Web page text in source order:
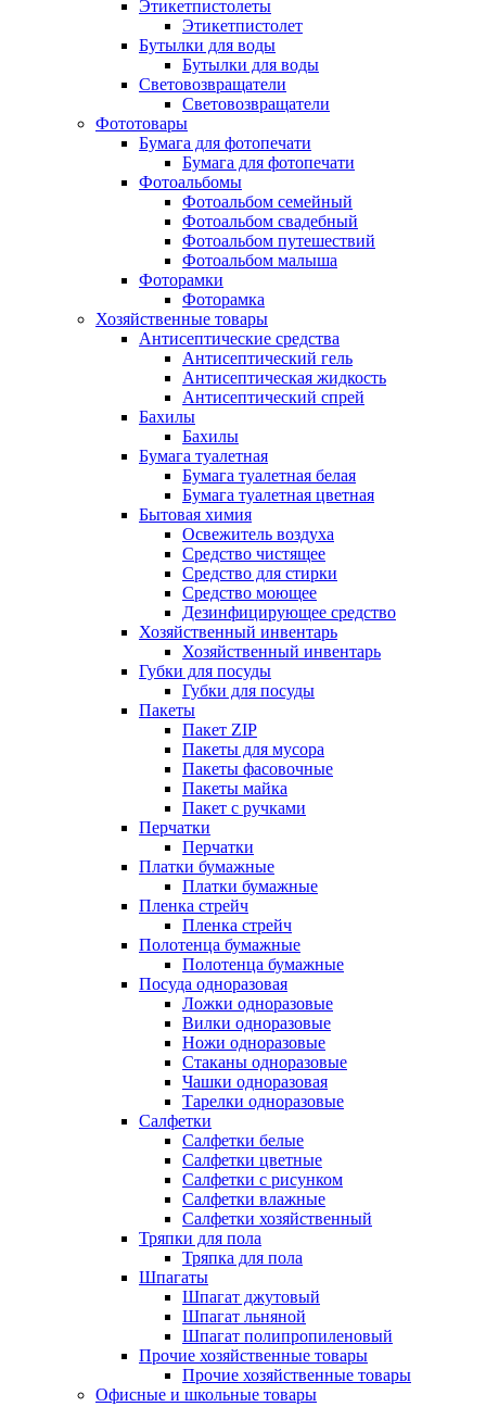
Этикетпистолеты
Этикетпистолет
Бутылки для воды
Бутылки для воды
Световозвращатели
Световозвращатели
Фототовары
Бумага для фотопечати
Бумага для фотопечати
Фотоальбомы
Фотоальбом семейный
Фотоальбом свадебный
Фотоальбом путешествий
Фотоальбом малыша
Фоторамки
Фоторамка
Хозяйственные товары
Антисептические средства
Антисептический гель
Антисептическая жидкость
Антисептический спрей
Бахилы
Бахилы
Бумага туалетная
Бумага туалетная белая
Бумага туалетная цветная
Бытовая химия
Освежитель воздуха
Средство чистящее
Средство для стирки
Средство моющее
Дезинфицирующее средство
Хозяйственный инвентарь
Хозяйственный инвентарь
Губки для посуды
Губки для посуды
Пакеты
Пакет ZIP
Пакеты для мусора
Пакеты фасовочные
Пакеты майка
Пакет с ручками
Перчатки
Перчатки
Платки бумажные
Платки бумажные
Пленка стрейч
Пленка стрейч
Полотенца бумажные
Полотенца бумажные
Посуда одноразовая
Ложки одноразовые
Вилки одноразовые
Ножи одноразовые
Стаканы одноразовые
Чашки одноразовая
Тарелки одноразовые
Салфетки
Салфетки белые
Салфетки цветные
Салфетки с рисунком
Салфетки влажные
Салфетки хозяйственный
Тряпки для пола
Тряпка для пола
Шпагаты
Шпагат джутовый
Шпагат льняной
Шпагат полипропиленовый
Прочие хозяйственные товары
Прочие хозяйственные товары
Офисные и школьные товары